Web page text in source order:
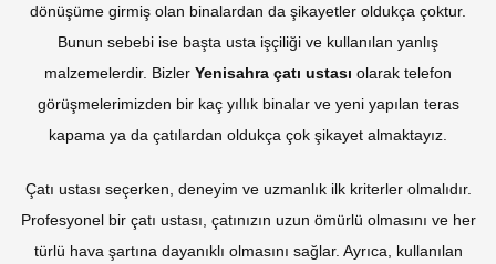
dönüşüme girmiş olan binalardan da şikayetler oldukça çoktur.
Bunun sebebi ise başta usta işçiliği ve kullanılan yanlış
malzemelerdir. Bizler Yenisahra çatı ustası olarak telefon
görüşmelerimizden bir kaç yıllık binalar ve yeni yapılan teras
kapama ya da çatılardan oldukça çok şikayet almaktayız.
Çatı ustası seçerken, deneyim ve uzmanlık ilk kriterler olmalıdır.
Profesyonel bir çatı ustası, çatınızın uzun ömürlü olmasını ve her
türlü hava şartına dayanıklı olmasını sağlar. Ayrıca, kullanılan